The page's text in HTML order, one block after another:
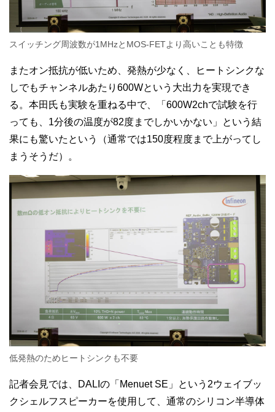
スイッチング周波数が1MHzとMOS-FETより高いことも特徴
またオン抵抗が低いため、発熱が少なく、ヒートシンクな
しでもチャンネルあたり600Wという大出力を実現でき
る。本田氏も実験を重ねる中で、「600W2chで試験を行
っても、1分後の温度が82度までしかいかない」という結
果にも驚いたという（通常では150度程度まで上がってし
まうそうだ）。
低発熱のためヒートシンクも不要
記者会見では、DALIの「Menuet SE」という2ウェイブッ
クシェルフスピーカーを使用して、通常のシリコン半導体